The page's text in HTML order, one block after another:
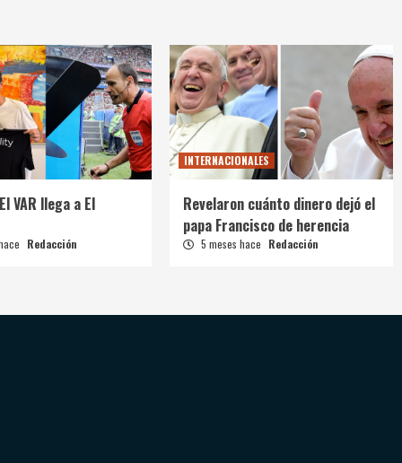
VAR llega a El
Redacción
INTERNACIONALES
Revelaron cuánto dinero dejó el
papa Francisco de herencia
5 meses hace Redacción